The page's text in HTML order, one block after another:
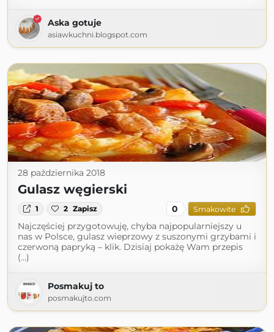
Aska gotuje
asiawkuchni.blogspot.com
28 października 2018
Gulasz węgierski
1 2 Zapisz 0 Smakowite
Najczęściej przygotowuję, chyba najpopularniejszy u
nas w Polsce, gulasz wieprzowy z suszonymi grzybami i
czerwoną papryką – klik. Dzisiaj pokażę Wam przepis
(...)
Posmakuj to
posmakujto.com